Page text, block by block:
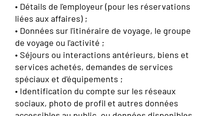
• Détails de l'employeur (pour les réservations
liées aux affaires) ;
• Données sur l'itinéraire de voyage, le groupe
de voyage ou l'activité ;
• Séjours ou interactions antérieurs, biens et
services achetés, demandes de services
spéciaux et d'équipements ;
• Identification du compte sur les réseaux
sociaux, photo de profil et autres données